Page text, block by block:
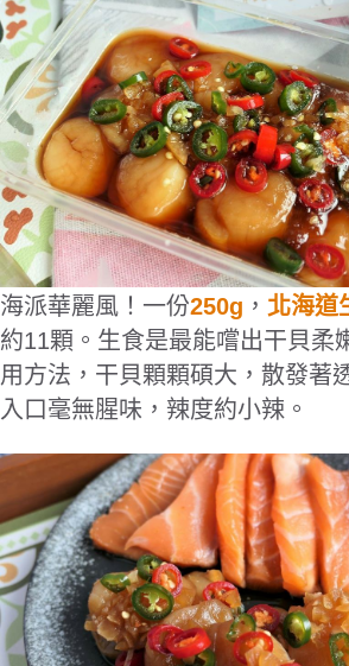
海派華麗風！一份250g ， 北海道
約11顆。生食是最能嚐出干貝柔
用方法，干貝顆顆碩大，散發著
入口毫無腥味，辣度約小辣。